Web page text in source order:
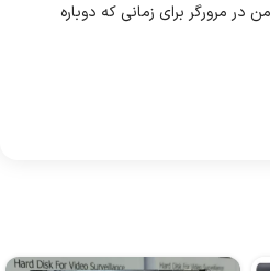
در مرورگر برای زمانی که دوباره